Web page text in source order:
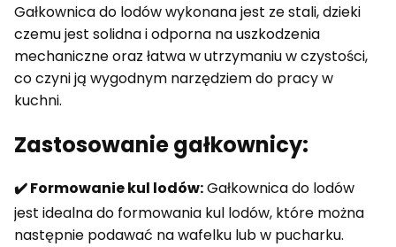
Gałkownica do lodów wykonana jest ze stali, dzieki
czemu jest solidna i odporna na uszkodzenia
mechaniczne oraz łatwa w utrzymaniu w czystości,
co czyni ją wygodnym narzędziem do pracy w
kuchni.
Zastosowanie gałkownicy:
✔️ Formowanie kul lodów:Gałkownica do lodów
jest idealna do formowania kul lodów, które można
następnie podawać na wafelku lub w pucharku.